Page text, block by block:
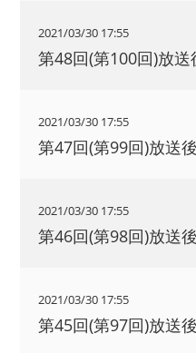
2021/03/30 17:55
第48回(第100回)放
2021/03/30 17:55
第47回(第99回)放送
2021/03/30 17:55
第46回(第98回)放送
2021/03/30 17:55
第45回(第97回)放送